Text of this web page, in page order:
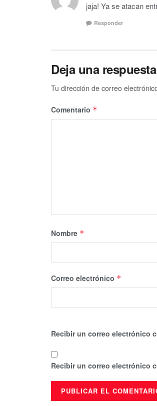
jaja! Ya se atacan
Responder
Deja una respuesta
Tu dirección de correo
Comentario *
Nombre *
Correo electrónico *
Recibir un correo electrónico
Recibir un correo electrónico